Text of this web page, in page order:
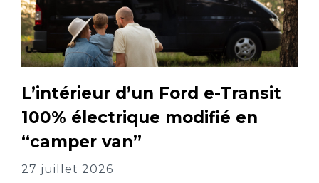
L’intérieur d’un Ford e-Transit
100% électrique modifié en
“camper van”
27 juillet 2026